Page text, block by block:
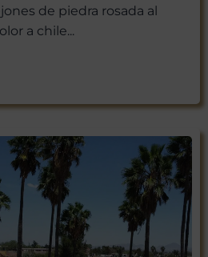
de piedra rosada al
a chile...